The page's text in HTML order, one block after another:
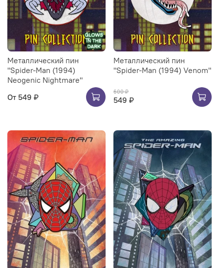
Металлический пин
"Spider-Man (1994)
Neogenic Nightmare"
От 549 ₽
Металлический пин
"Spider-Man (1994) Venom"
600 ₽
549 ₽